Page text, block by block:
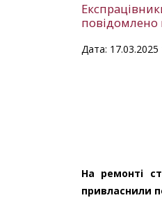
повідомлено
Дата: 17.03.2025
На ремонті
привласнили